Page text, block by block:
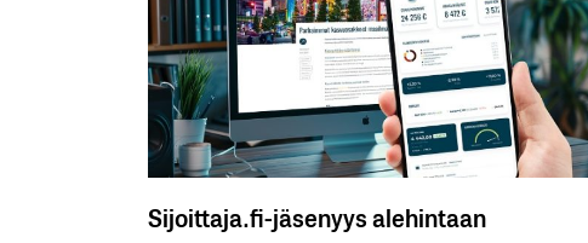
Sijoittaja.fi-jäsenyys alehintaan